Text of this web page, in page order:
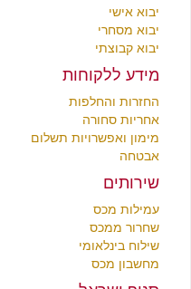
יבוא אישי
יבוא מסחרי
יבוא קבוצתי
מידע ללקוחות
החזרות והחלפות
אחריות סחורה
מימון ואפשרויות תשלום
אבטחה
שירותים
עמילות מכס
שחרור ממכס
שילוח בינלאומי
מחשבון מכס